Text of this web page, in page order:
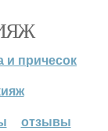
и причесок
отзывы